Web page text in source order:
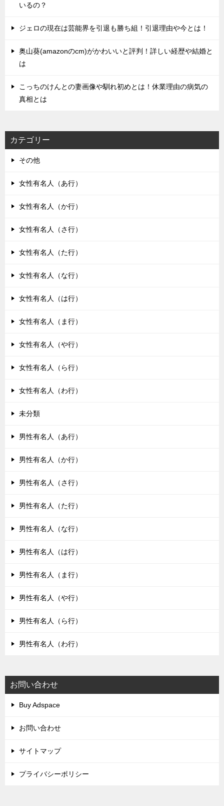
いるの？
ジェロの現在は芸能界を引退も勝ち組！引退理由や今とは！
奥山葵(amazonのcm)がかわいいと評判！詳しい経歴や結婚と
は
こっちのけんとの妻画像や馴れ初めとは！休業理由の病気の
真相とは
カテゴリー
その他
女性有名人（あ行）
女性有名人（か行）
女性有名人（さ行）
女性有名人（た行）
女性有名人（な行）
女性有名人（は行）
女性有名人（ま行）
女性有名人（や行）
女性有名人（ら行）
女性有名人（わ行）
未分類
男性有名人（あ行）
男性有名人（か行）
男性有名人（さ行）
男性有名人（た行）
男性有名人（な行）
男性有名人（は行）
男性有名人（ま行）
男性有名人（や行）
男性有名人（ら行）
男性有名人（わ行）
お問い合わせ
Buy Adspace
お問い合わせ
サイトマップ
プライバシーポリシー